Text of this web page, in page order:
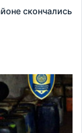
скончались